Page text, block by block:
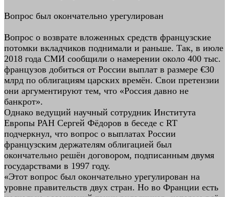
Вопрос был окончательно урегулирован
Вопрос о возврате вложенных средств французские
потомки вкладчиков поднимали и раньше. Так, в июле
2018 года СМИ сообщили о намерении около 400 тыс.
французов добиться от России выплат в размере €30
млрд по облигациям царских времён. Свои претензии
они аргументируют тем, что «Россия давно не
банкрот».
Однако ведущий научный сотрудник Института
Европы РАН Сергей Фёдоров в беседе с RT
подчеркнул, что вопрос о выплатах России
французским держателям облигацией был
окончательно решён договором, подписанным двумя
государствами в 1997 году.
«Этот вопрос был окончательно урегулирован на
уровне правительств двух стран. Но во Франции есть